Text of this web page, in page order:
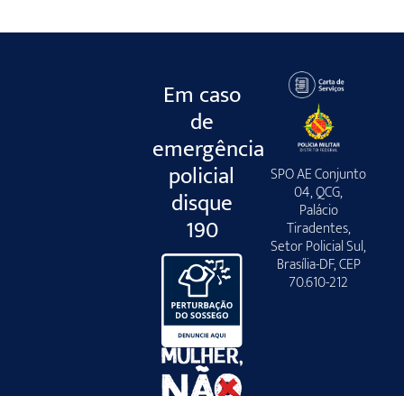
Em caso
de
emergência
policial
disque
190
SPO AE Conjunto
04, QCG,
Palácio
Tiradentes,
Setor Policial Sul,
Brasília-DF, CEP
70.610-212